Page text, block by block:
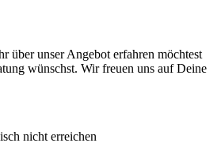
über unser Angebot erfahren möchtest
wünschst. Wir freuen uns auf Deine
nicht erreichen